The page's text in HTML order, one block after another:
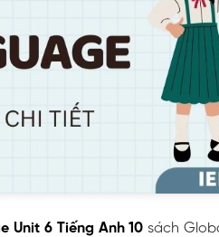
Unit 6 Tiếng Anh 10 sách